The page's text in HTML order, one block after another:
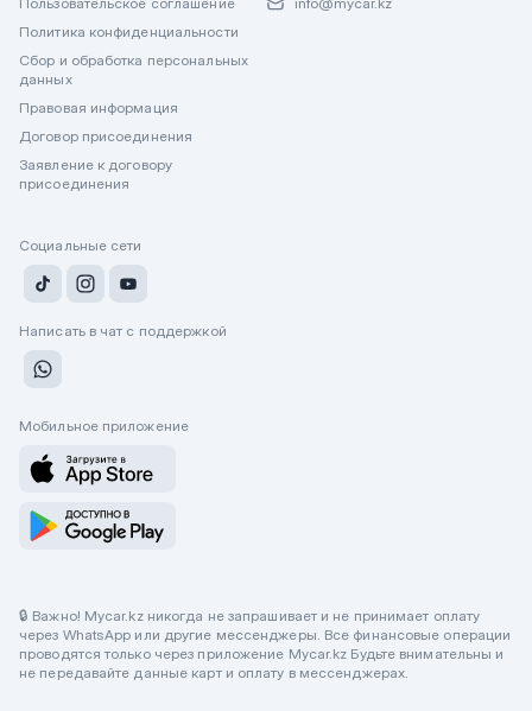
Политика конфиденциальности
Сбор и обработка персональных
данных
Правовая информация
Договор присоединения
Заявление к договору
присоединения
Социальные сети
Написать в чат с поддержкой
Мобильное приложение
🔒 Важно! Mycar.kz никогда не запрашивает и не принимает оплату
через WhatsApp или другие мессенджеры. Все финансовые операции
проводятся только через приложение Mycar.kz Будьте внимательны и
не передавайте данные карт и оплату в мессенджерах.